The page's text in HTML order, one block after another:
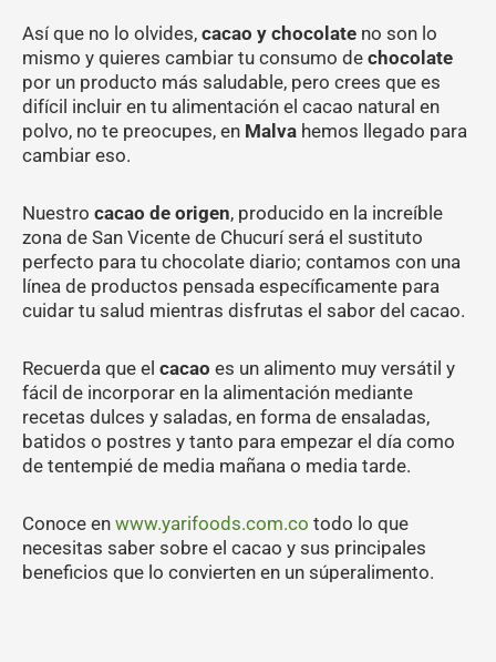
Así que no lo olvides, cacao y chocolate no son lo
mismo y quieres cambiar tu consumo de chocolate
por un producto más saludable, pero crees que es
difícil incluir en tu alimentación el cacao natural en
polvo, no te preocupes, en Malva hemos llegado para
cambiar eso.
Nuestro cacao de origen, producido en la increíble
zona de San Vicente de Chucurí será el sustituto
perfecto para tu chocolate diario; contamos con una
línea de productos pensada específicamente para
cuidar tu salud mientras disfrutas el sabor del cacao.
Recuerda que el cacao es un alimento muy versátil y
fácil de incorporar en la alimentación mediante
recetas dulces y saladas, en forma de ensaladas,
batidos o postres y tanto para empezar el día como
de tentempié de media mañana o media tarde.
Conoce en www.yarifoods.com.co todo lo que
necesitas saber sobre el cacao y sus principales
beneficios que lo convierten en un súperalimento.